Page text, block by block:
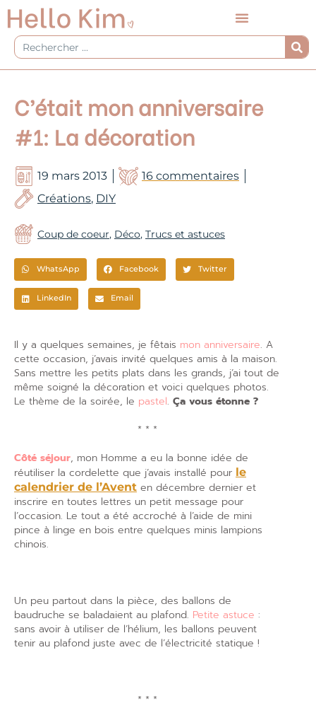
Aller
au
contenu
Rechercher
C’était mon anniversaire
#1: La décoration
19 mars 2013
16 commentaires
Créations, DIY
Coup de coeur, Déco, Trucs et astuces
WhatsApp Facebook Twitter
LinkedIn Email
Il y a quelques semaines, je fêtais mon anniversaire. A
cette occasion, j’avais invité quelques amis à la maison.
Sans mettre les petits plats dans les grands, j’ai tout de
même soigné la décoration et voici quelques photos.
Le thème de la soirée, le pastel. Ça vous étonne ?
* * *
Côté séjour, mon Homme a eu la bonne idée de
réutiliser la cordelette que j’avais installé pour le
calendrier de l’Avent en décembre dernier et
inscrire en toutes lettres un petit message pour
l’occasion. Le tout a été accroché à l’aide de mini
pince à linge en bois entre quelques minis lampions
chinois.
Un peu partout dans la pièce, des ballons de
baudruche se baladaient au plafond. Petite astuce :
sans avoir à utiliser de l’hélium, les ballons peuvent
tenir au plafond juste avec de l’électricité statique !
* * *